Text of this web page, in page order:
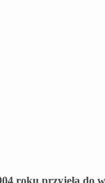
roku przyjęła do